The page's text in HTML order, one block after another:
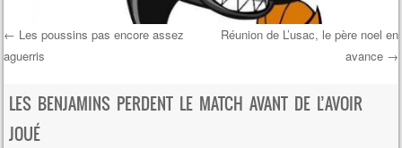
Post navigation
← Les poussins pas encore assez
aguerris
Réunion de L’usac, le père noel en
avance →
LES BENJAMINS PERDENT LE MATCH AVANT DE L’AVOIR
JOUÉ